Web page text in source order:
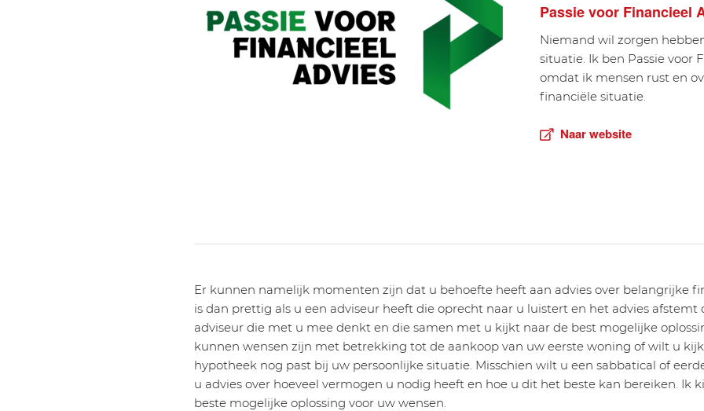
Passie voor Financieel
Niemand wil zorgen
situatie. Ik ben Passie voor
omdat ik mensen rust en
financiële situatie.
Naar website
Er kunnen namelijk momenten zijn dat u behoefte heeft aan advies over belangrijke
is dan prettig als u een adviseur heeft die oprecht naar u luistert en het advies afstemt
adviseur die met u mee denkt en die samen met u kijkt naar de best mogelijke
kunnen wensen zijn met betrekking tot de aankoop van uw eerste woning of wilt u
hypotheek nog past bij uw persoonlijke situatie. Misschien wilt u een sabbatical of
u advies over hoeveel vermogen u nodig heeft en hoe u dit het beste kan bereiken. Ik
beste mogelijke oplossing voor uw wensen.